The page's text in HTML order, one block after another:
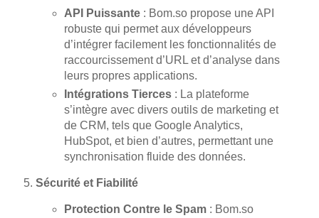
API Puissante: Bom.so propose une API
robuste qui permet aux développeurs
d’intégrer facilement les fonctionnalités de
raccourcissement d’URL et d’analyse dans
leurs propres applications.
Intégrations Tierces: La plateforme
s’intègre avec divers outils de marketing et
de CRM, tels que Google Analytics,
HubSpot, et bien d’autres, permettant une
synchronisation fluide des données.
Sécurité et Fiabilité
Protection Contre le Spam: Bom.so